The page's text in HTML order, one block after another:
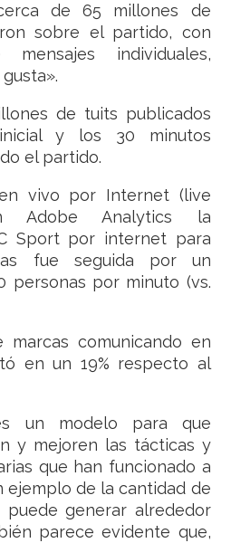
de 65 millones de
sobre el partido, con
individuales,
de tuits publicados
y los 30 minutos
el partido.
vivo por Internet (live
Adobe Analytics la
Sport por internet para
fue seguida por un
personas por minuto (vs.
comunicando en
en un 19% respecto al
un modelo para que
y mejoren las tácticas y
que han funcionado a
ejemplo de la cantidad de
puede generar alrededor
parece evidente que,